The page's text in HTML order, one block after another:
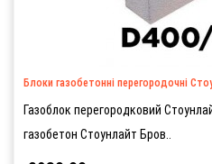
Блоки газобетонні перегородочні
Газоблок перегородковий
газобетон Стоунлайт Бров..